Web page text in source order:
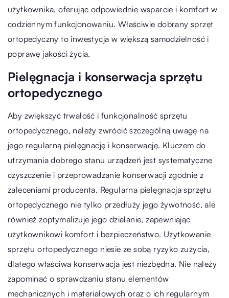
użytkownika, oferując odpowiednie wsparcie i komfort w
codziennym funkcjonowaniu. Właściwie dobrany sprzęt
ortopedyczny to inwestycja w większą samodzielność i
poprawę jakości życia.
Pielęgnacja i konserwacja sprzętu
ortopedycznego
Aby zwiększyć trwałość i funkcjonalność sprzętu
ortopedycznego, należy zwrócić szczególną uwagę na
jego regularną pielęgnację i konserwację. Kluczem do
utrzymania dobrego stanu urządzeń jest systematyczne
czyszczenie i przeprowadzanie konserwacji zgodnie z
zaleceniami producenta. Regularna pielęgnacja sprzętu
ortopedycznego nie tylko przedłuży jego żywotność, ale
również zoptymalizuje jego działanie, zapewniając
użytkownikowi komfort i bezpieczeństwo. Użytkowanie
sprzętu ortopedycznego niesie ze sobą ryzyko zużycia,
dlatego właściwa konserwacja jest niezbędna. Nie należy
zapominać o sprawdzaniu stanu elementów
mechanicznych i materiałowych oraz o ich regularnym